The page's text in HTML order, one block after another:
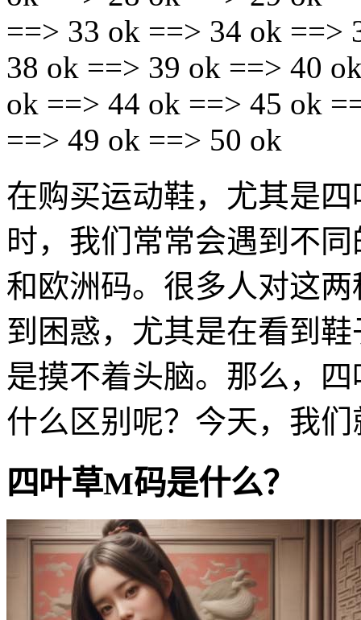
==> 33 ok ==> 34 ok ==>
38 ok ==> 39 ok ==> 40
ok ==> 44 ok ==> 45 ok
==> 49 ok ==> 50 ok
在购买运动鞋，尤其是
时，我们常常会遇到不
和欧洲码。很多人对这
到困惑，尤其是在看到
是摸不着头脑。那么，
什么区别呢？今天，我
四叶草M码是什么？